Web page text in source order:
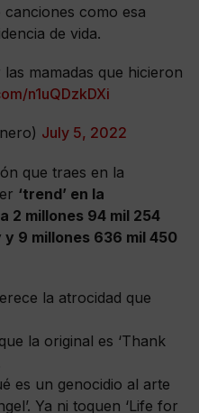
como esa
de vida.
mamadas que hicieron
n1uQDzkDXi
July 5, 2022
que traes en la
‘trend’ en la
2 millones 94 mil 254
9 millones 636 mil 450
la atrocidad que
la original es ‘Thank
es un genocidio al arte
Ya ni toquen ‘Life for